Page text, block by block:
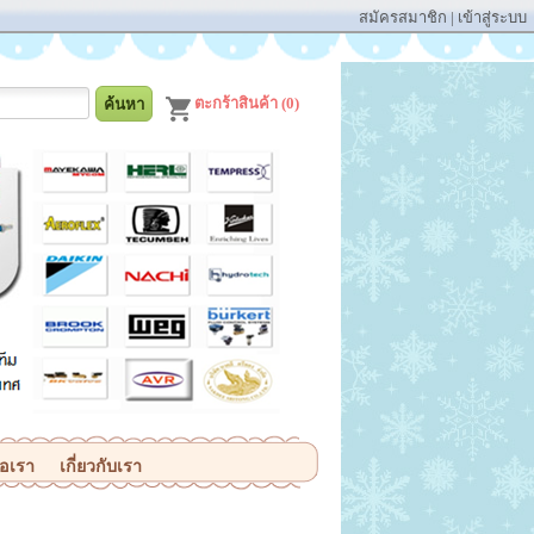
สมัครสมาชิก | เข้าสู่ระบบ
ตะกร้าสินค้า (0)
เรา เกี่ยวกับเรา